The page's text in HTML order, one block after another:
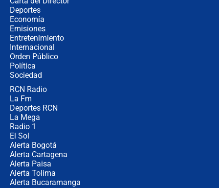
Deportes
Economía
Emisiones
Entretenimiento
Internacional
Orden Público
Política
Sociedad
RCN Radio
La Fm
Deportes RCN
La Mega
Radio 1
El Sol
Alerta Bogotá
Alerta Cartagena
Alerta Paisa
Alerta Tolima
Alerta Bucaramanga